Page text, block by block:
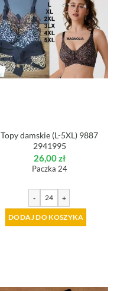
Topy damskie (L-5XL) 9887
2941995
26,00zł
Paczka 24
- +
DODAJ DO KOSZYKA